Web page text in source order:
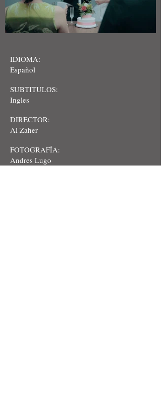
IDIOMA:
Español
SUBTITULOS:
Ingles
DIRECTOR:
Al Zaher
FOTOGRAFÍA:
Andres Lugo